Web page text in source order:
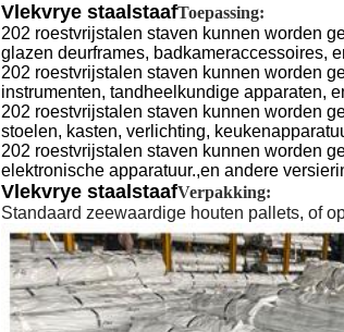
Vlekvrye staalstaafToepassing:
202 roestvrijstalen staven kunnen worden
glazen deurframes, badkameraccessoires,
202 roestvrijstalen staven kunnen worden
instrumenten, tandheelkundige apparaten,
202 roestvrijstalen staven kunnen worden
stoelen, kasten, verlichting,
202 roestvrijstalen staven kunnen worden
elektronische apparatuur.,en andere
Vlekvrye staalstaafVerpakking:
Standaard zeewaardige houten pallets, of